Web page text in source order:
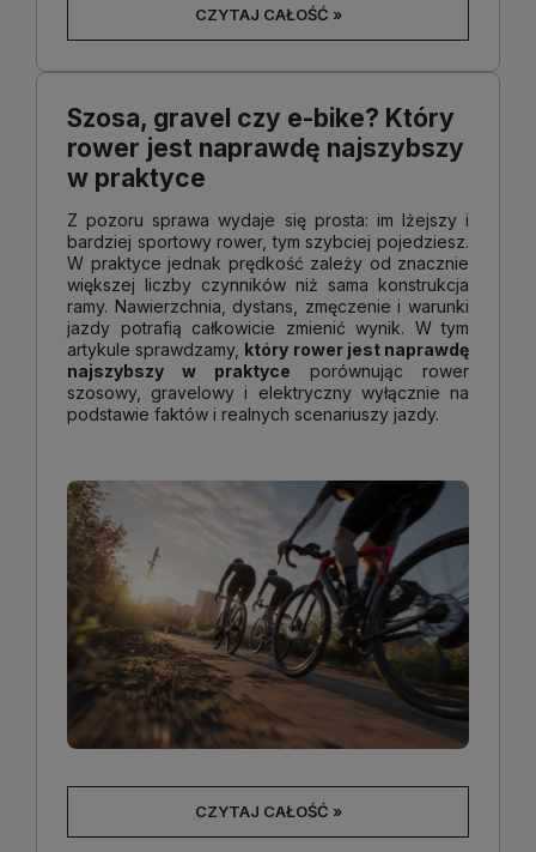
CZYTAJ CAŁOŚĆ »
Szosa, gravel czy e-bike? Który
rower jest naprawdę najszybszy
w praktyce
Z pozoru sprawa wydaje się prosta: im lżejszy i
bardziej sportowy rower, tym szybciej pojedziesz.
W praktyce jednak prędkość zależy od znacznie
większej liczby czynników niż sama konstrukcja
ramy. Nawierzchnia, dystans, zmęczenie i warunki
jazdy potrafią całkowicie zmienić wynik. W tym
artykule sprawdzamy, który rower jest naprawdę
najszybszy w praktyce porównując rower
szosowy, gravelowy i elektryczny wyłącznie na
podstawie faktów i realnych scenariuszy jazdy.
CZYTAJ CAŁOŚĆ »